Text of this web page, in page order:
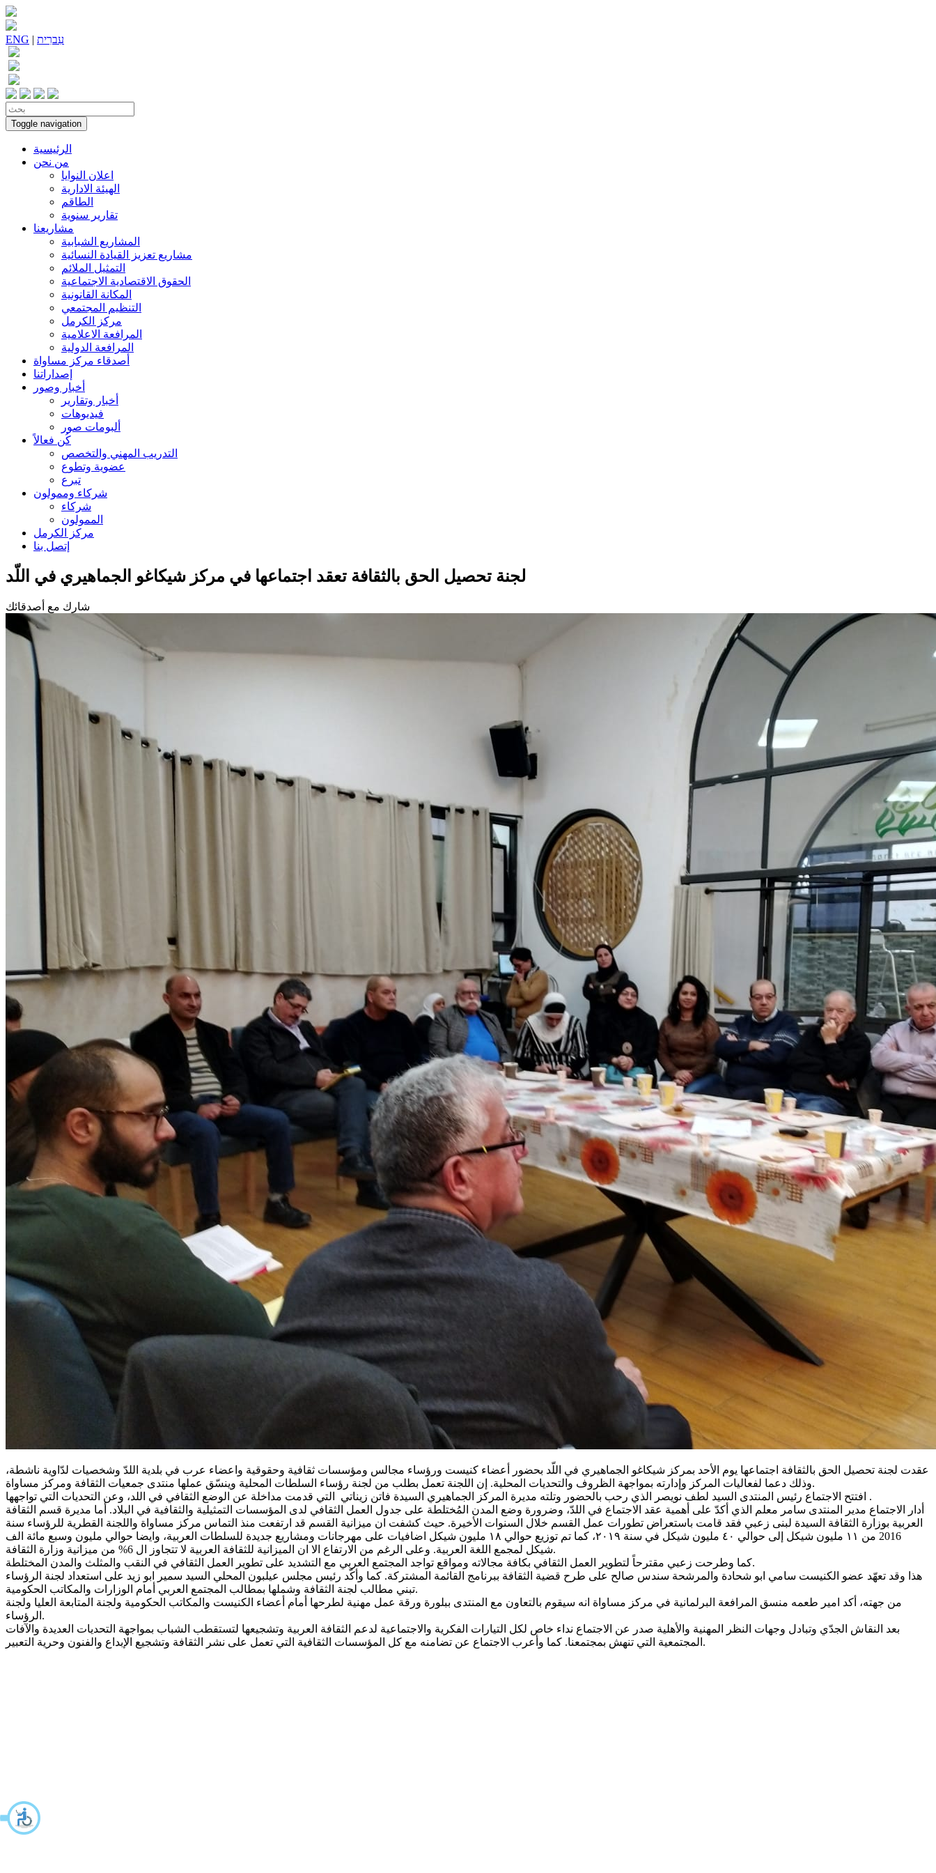
ENG | עִברִית
Toggle navigation
الرئيسية
من نحن
اعلان النوايا
الهيئة الادارية
الطاقم
تقارير سنوية
مشاريعنا
المشاريع الشبابية
مشاريع تعزيز القيادة النسائية
التمثيل الملائم
الحقوق الاقتصادية الاجتماعية
المكانة القانونية
التنظيم المجتمعي
مركز الكرمل
المرافعة الاعلامية
المرافعة الدولية
أصدقاء مركز مساواة
إصداراتنا
أخبار وصور
أخبار وتقارير
فيديوهات
ألبومات صور
كُن فعالاً
التدريب المهني والتخصص
عضوية وتطوع
تبرع
شركاء وممولون
شركاء
الممولون
مركز الكرمل
إتصل بنا
لجنة تحصيل الحق بالثقافة تعقد اجتماعها في مركز شيكاغو الجماهيري في اللّد
شارك مع أصدقائك
عقدت لجنة تحصيل الحق بالثقافة اجتماعها يوم الأحد بمركز شيكاغو الجماهيري في اللّد بحضور أعضاء كنيست ورؤساء مجالس ومؤسسات ثقافية وحقوقية واعضاء عرب في بلدية اللدّ وشخصيات لدّاوية ناشطة،
وذلك دعما لفعاليات المركز وإدارته بمواجهة الظروف والتحديات المحلية. إن اللجنة تعمل بطلب من لجنة رؤساء السلطات المحلية وينسّق عملها منتدى جمعيات الثقافة ومركز مساواة.
افتتح الاجتماع رئيس المنتدى السيد لطف نويصر الذي رحب بالحضور وتلته مديرة المركز الجماهيري السيدة فاتن زيناتي التي قدمت مداخلة عن الوضع الثقافي في اللد، وعن التحديات التي تواجهها .
أدار الاجتماع مدير المنتدى سامر معلم الذي أكدّ على أهمية عقد الاجتماع في اللدّ، وضرورة وضع المدن المُختلطة على جدول العمل الثقافي لدى المؤسسات التمثيلية والثقافية في البلاد. أما مديرة قسم الثقافة
العربية بوزارة الثقافة السيدة لبنى زعبي فقد قامت باستعراض تطورات عمل القسم خلال السنوات الأخيرة. حيث كشفت ان ميزانية القسم قد ارتفعت منذ التماس مركز مساواة واللجنة القطرية للرؤساء سنة
2016 من ١١ مليون شيكل إلى حوالي ٤٠ مليون شيكل في سنة ٢٠١٩، كما تم توزيع حوالي ١٨ مليون شيكل اضافيات على مهرجانات ومشاريع جديدة للسلطات العربية، وايضا حوالي مليون وسبع مائة الف
شيكل لمجمع اللغة العربية. وعلى الرغم من الارتفاع الا ان الميزانية للثقافة العربية لا تتجاوز ال 6% من ميزانية وزارة الثقافة.
كما وطرحت زعبي مقترحاً لتطوير العمل الثقافي بكافة مجالاته ومواقع تواجد المجتمع العربي مع التشديد على تطوير العمل الثقافي في النقب والمثلث والمدن المختلطة.
هذا وقد تعهّد عضو الكنيست سامي ابو شحادة والمرشحة سندس صالح على طرح قضية الثقافة ببرنامج القائمة المشتركة. كما وأكّد رئيس مجلس عيلبون المحلي السيد سمير ابو زيد على استعداد لجنة الرؤساء
تبني مطالب لجنة الثقافة وشملها بمطالب المجتمع العربي أمام الوزارات والمكاتب الحكومية.
من جهته، أكد امير طعمه منسق المرافعة البرلمانية في مركز مساواة انه سيقوم بالتعاون مع المنتدى ببلورة ورقة عمل مهنية لطرحها أمام أعضاء الكنيست والمكاتب الحكومية ولجنة المتابعة العليا ولجنة
الرؤساء.
بعد النقاش الجدّي وتبادل وجهات النظر المهنية والأهلية صدر عن الاجتماع نداء خاص لكل التيارات الفكرية والاجتماعية لدعم الثقافة العربية وتشجيعها لتستقطب الشباب بمواجهة التحديات العديدة والآفات
المجتمعية التي تنهش بمجتمعنا. كما وأعرب الاجتماع عن تضامنه مع كل المؤسسات الثقافية التي تعمل على نشر الثقافة وتشجيع الإبداع والفنون وحرية التعبير.